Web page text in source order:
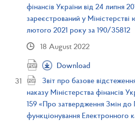
фінансів України від 24 липня
зареєстрований у Міністерстві
лютого 2021 року за 190/35812
18 August 2022
Download
Звіт про базове
наказу Міністерства фінансів
159 «Про затвердження Змін
функціонування Електронного